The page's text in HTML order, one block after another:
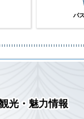
パ
光・魅力情報